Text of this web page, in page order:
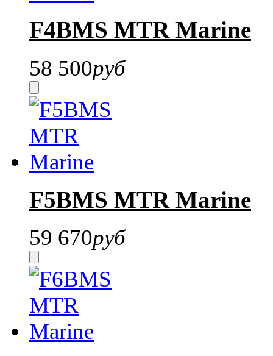
F4BMS MTR Marine
58 500руб
F5BMS MTR Marine
59 670руб